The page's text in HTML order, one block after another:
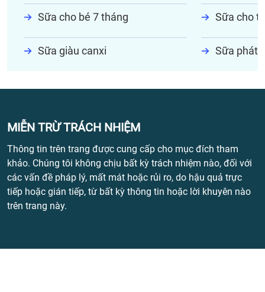
Sữa cho bé 7 tháng Sữa cho
Sữa giàu canxi Sữa phát
MIỄN TRỪ TRÁCH NHIỆM
Thông tin trên trang được cung cấp cho mục đích tham
khảo. Chúng tôi không chịu bất kỳ trách nhiệm nào, đối với
các vấn đề pháp lý, mất mát hoặc rủi ro, do hậu quả trực
tiếp hoặc gián tiếp, từ bất kỳ thông tin hoặc lời khuyên nào
trên trang này.